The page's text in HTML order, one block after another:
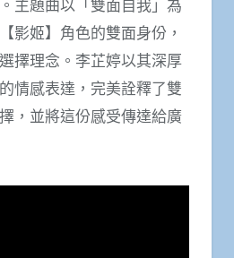
主題曲以「雙面自我」為
影姬】角色的雙面身份，
擇理念。李芷婷以其深厚
情感表達，完美詮釋了雙
，並將這份感受傳達給廣